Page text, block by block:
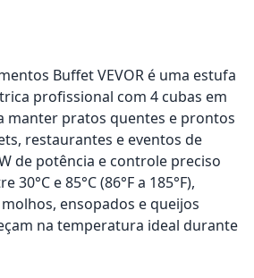
Buffet VEVOR é uma estufa
profissional com 4 cubas em
manter pratos quentes e prontos
restaurantes e eventos de
de potência e controle preciso
e 85°C (86°F a 185°F),
ensopados e queijos
na temperatura ideal durante